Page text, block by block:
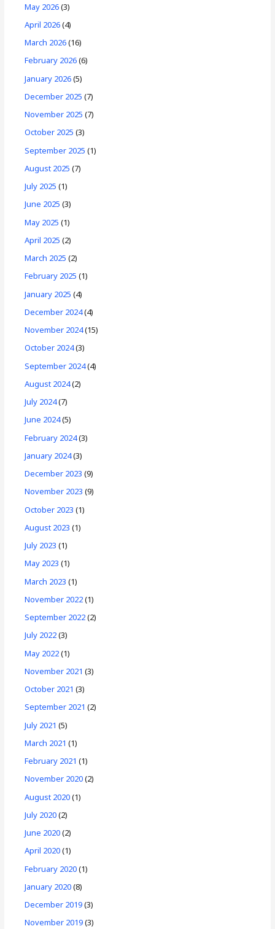
May 2026(3)
April 2026(4)
March 2026(16)
February 2026(6)
January 2026(5)
December 2025 (7)
November 2025 (7)
October 2025 (3)
September 2025 (1)
August 2025 (7)
July 2025 (1)
June 2025 (3)
May 2025 (1)
April 2025 (2)
March 2025 (2)
February 2025 (1)
January 2025 (4)
December 2024(4)
November 2024(15)
October 2024(3)
September 2024(4)
August 2024(2)
July 2024(7)
June 2024(5)
February 2024(3)
January 2024(3)
December 2023 (9)
November 2023 (9)
October 2023 (1)
August 2023 (1)
July 2023 (1)
May 2023 (1)
March 2023 (1)
November 2022(1)
September 2022(2)
July 2022(3)
May 2022(1)
November 2021 (3)
October 2021 (3)
September 2021 (2)
July 2021 (5)
March 2021 (1)
February 2021 (1)
November 2020(2)
August 2020(1)
July 2020(2)
June 2020(2)
April 2020(1)
February 2020(1)
January 2020(8)
December 2019(3)
November 2019(3)